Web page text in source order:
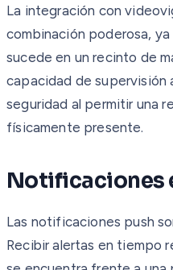
La integración con
combinación poderosa,
sucede en un recinto de
capacidad de supervisión
seguridad al permitir una
físicamente presente.
Notificaciones
Las notificaciones push
Recibir alertas en tiempo